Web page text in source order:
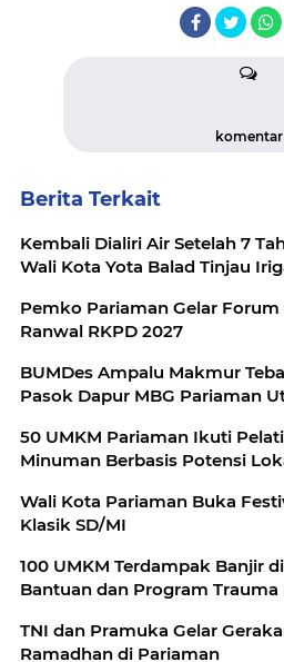
komentar
Berita Terkait
Kembali Dialiri Air Setelah 7
Wali Kota Yota Balad Tinjau
Pemko Pariaman Gelar
Ranwal RKPD 2027
BUMDes Ampalu Makmur
Pasok Dapur MBG Pariaman
50 UMKM Pariaman Ikuti
Minuman Berbasis Potensi
Wali Kota Pariaman Buka
Klasik SD/MI
100 UMKM Terdampak Banjir
Bantuan dan Program Trauma
TNI dan Pramuka Gelar
Ramadhan di Pariaman